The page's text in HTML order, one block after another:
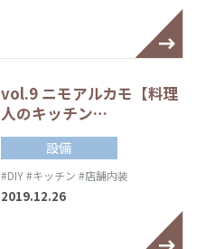
vol.9 ニモアルカモ【料理
人のキッチン…
設備
#DIY#キッチン #店舗内装
2019.12.26